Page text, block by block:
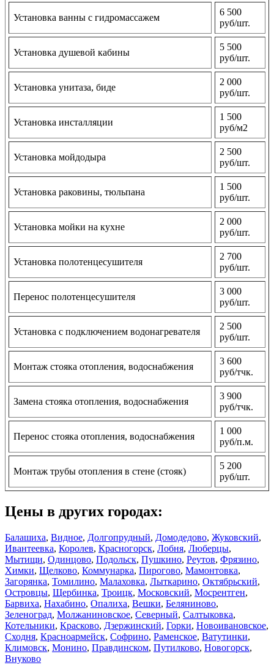
Установка ванны с гидромассажем
6 500
руб/шт.
Установка душевой кабины
5 500
руб/шт.
Установка унитаза, биде
2 000
руб/шт.
Установка инсталляции
1 500
руб/м2
Установка мойдодыра
2 500
руб/шт.
Установка раковины, тюльпана
1 500
руб/шт.
Установка мойки на кухне
2 000
руб/шт.
Установка полотенцесушителя
2 700
руб/шт.
Перенос полотенцесушителя
3 000
руб/шт.
Установка с подключением водонагревателя
2 500
руб/шт.
Монтаж стояка отопления, водоснабжения
3 600
руб/тчк.
Замена стояка отопления, водоснабжения
3 900
руб/тчк.
Перенос стояка отопления, водоснабжения
1 000
руб/п.м.
Монтаж трубы отопления в стене (стояк)
5 200
руб/шт.
Цены в других городах:
Балашиха, Видное, Долгопрудный, Домодедово, Жуковский,
Ивантеевка, Королев, Красногорск, Лобня, Люберцы,
Мытищи, Одинцово, Подольск, Пушкино, Реутов, Фрязино,
Химки, Щелково, Коммунарка, Пирогово, Мамонтовка,
Загорянка, Томилино, Малаховка, Лыткарино, Октябрьский,
Островцы, Щербинка, Троицк, Московский, Мосрентген,
Барвиха, Нахабино, Опалиха, Вешки, Беляниново,
Зеленоград, Молжаниновское, Северный, Салтыковка,
Котельники, Красково, Дзержинский, Горки, Новоивановское,
Сходня, Красноармейск, Софрино, Раменское, Ватутинки,
Климовск, Монино, Правдинском, Путилково, Новогорск,
Внуково